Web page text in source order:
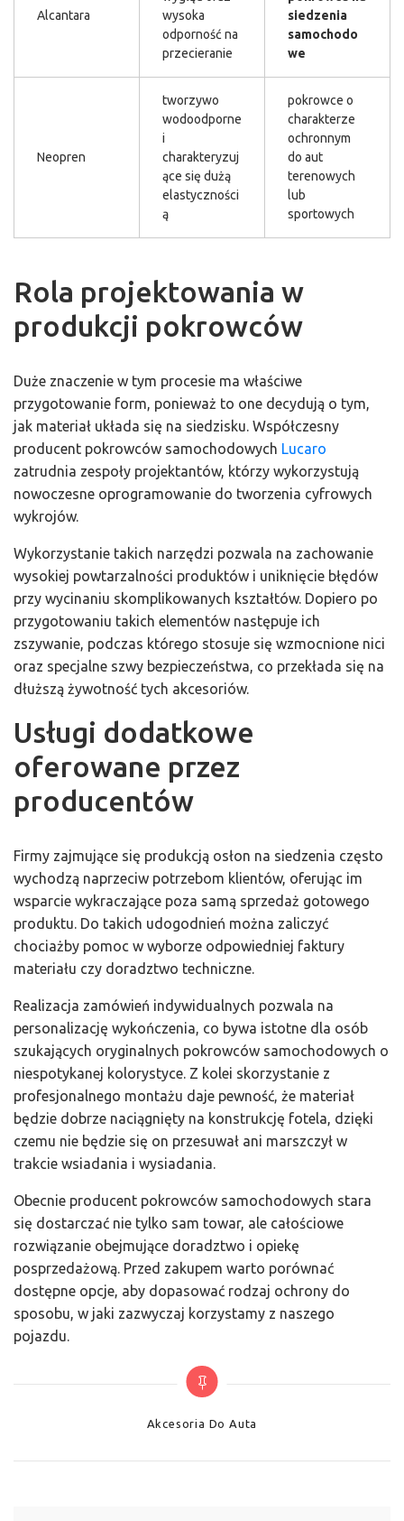
Alcantara
wysoka
odporność na
przecieranie
siedzenia
samochodo
we
Neopren
tworzywo
wodoodporne
i
charakteryzuj
ące się dużą
elastyczności
ą
pokrowce o
charakterze
ochronnym
do aut
terenowych
lub
sportowych
Rola projektowania w
produkcji pokrowców
Duże znaczenie w tym procesie ma właściwe
przygotowanie form, ponieważ to one decydują o tym,
jak materiał układa się na siedzisku. Współczesny
producent pokrowców samochodowych Lucaro
zatrudnia zespoły projektantów, którzy wykorzystują
nowoczesne oprogramowanie do tworzenia cyfrowych
wykrojów.
Wykorzystanie takich narzędzi pozwala na zachowanie
wysokiej powtarzalności produktów i uniknięcie błędów
przy wycinaniu skomplikowanych kształtów. Dopiero po
przygotowaniu takich elementów następuje ich
zszywanie, podczas którego stosuje się wzmocnione nici
oraz specjalne szwy bezpieczeństwa, co przekłada się na
dłuższą żywotność tych akcesoriów.
Usługi dodatkowe
oferowane przez
producentów
Firmy zajmujące się produkcją osłon na siedzenia często
wychodzą naprzeciw potrzebom klientów, oferując im
wsparcie wykraczające poza samą sprzedaż gotowego
produktu. Do takich udogodnień można zaliczyć
chociażby pomoc w wyborze odpowiedniej faktury
materiału czy doradztwo techniczne.
Realizacja zamówień indywidualnych pozwala na
personalizację wykończenia, co bywa istotne dla osób
szukających oryginalnych pokrowców samochodowych o
niespotykanej kolorystyce. Z kolei skorzystanie z
profesjonalnego montażu daje pewność, że materiał
będzie dobrze naciągnięty na konstrukcję fotela, dzięki
czemu nie będzie się on przesuwał ani marszczył w
trakcie wsiadania i wysiadania.
Obecnie producent pokrowców samochodowych stara
się dostarczać nie tylko sam towar, ale całościowe
rozwiązanie obejmujące doradztwo i opiekę
posprzedażową. Przed zakupem warto porównać
dostępne opcje, aby dopasować rodzaj ochrony do
sposobu, w jaki zazwyczaj korzystamy z naszego
pojazdu.
Categories
Akcesoria Do Auta